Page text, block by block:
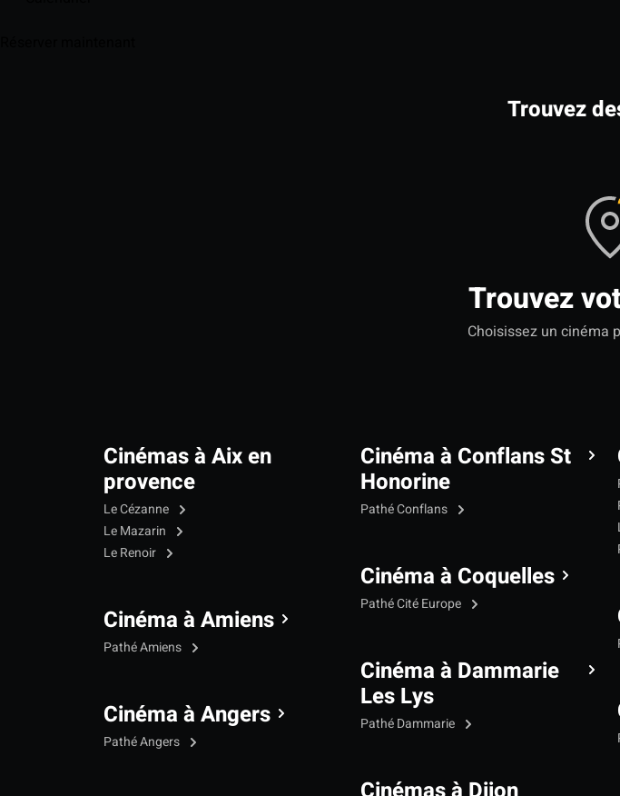
Trouvez
Trouvez
Choisissez un cinéma
Cinémas à Aix en
provence
Le Cézanne
Le Mazarin
Le Renoir
Cinéma à Amiens
Pathé Amiens
Cinéma à Angers
Pathé Angers
Cinéma à Conflans St
Honorine
Pathé Conflans
Cinéma à Coquelles
Pathé Cité Europe
Cinéma à Dammarie
Les Lys
Pathé Dammarie